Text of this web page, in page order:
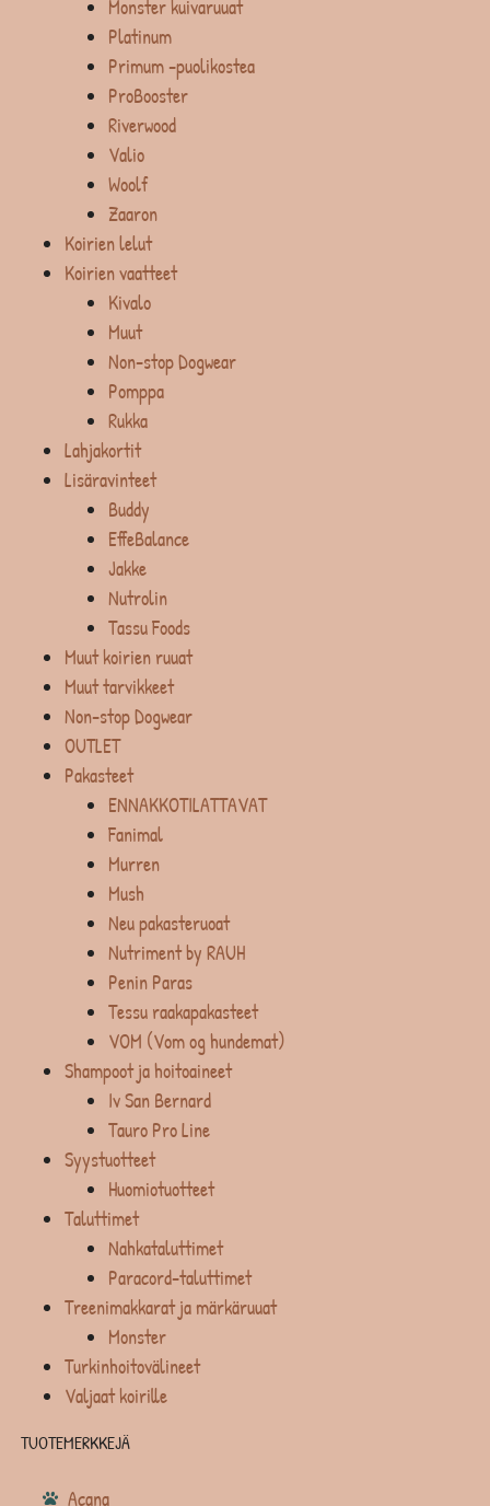
Monster kuivaruuat
Platinum
Primum -puolikostea
ProBooster
Riverwood
Valio
Woolf
Zaaron
Koirien lelut
Koirien vaatteet
Kivalo
Muut
Non-stop Dogwear
Pomppa
Rukka
Lahjakortit
Lisäravinteet
Buddy
EffeBalance
Jakke
Nutrolin
Tassu Foods
Muut koirien ruuat
Muut tarvikkeet
Non-stop Dogwear
OUTLET
Pakasteet
ENNAKKOTILATTAVAT
Fanimal
Murren
Mush
Neu pakasteruoat
Nutriment by RAUH
Penin Paras
Tessu raakapakasteet
VOM (Vom og hundemat)
Shampoot ja hoitoaineet
Iv San Bernard
Tauro Pro Line
Syystuotteet
Huomiotuotteet
Taluttimet
Nahkataluttimet
Paracord-taluttimet
Treenimakkarat ja märkäruuat
Monster
Turkinhoitovälineet
Valjaat koirille
TUOTEMERKKEJÄ
Acana